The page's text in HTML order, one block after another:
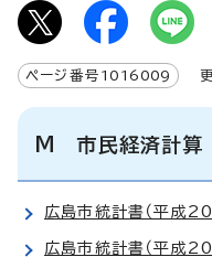
ページ番号 1016009 更
M 市民経済計算
広島市統計書（平成
広島市統計書（平成